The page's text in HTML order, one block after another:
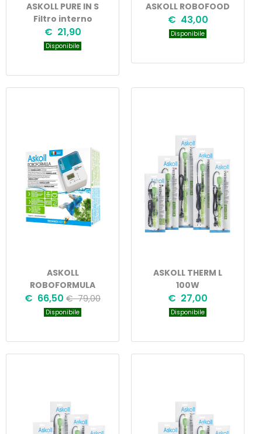
ASKOLL PURE IN S
Filtro interno
€ 21,90
Disponibile
ASKOLL ROBOFOOD
€ 43,00
Disponibile
ASKOLL
ROBOFORMULA
€ 66,50 € 79,00
Disponibile
ASKOLL THERM L
100W
€ 27,00
Disponibile